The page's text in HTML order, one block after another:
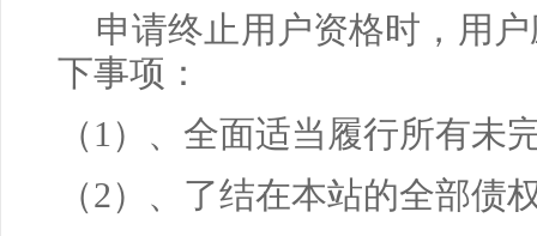
申请终止用户资格时，用
下事项：
（1 ）、全面适当履行所有未
（2）、了结在本站的全部债